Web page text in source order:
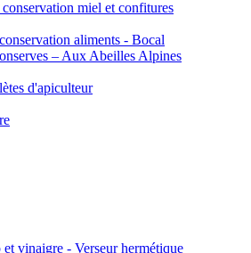
miel et confitures
aliments - Bocal
– Aux Abeilles Alpines
d'apiculteur
vinaigre - Verseur hermétique